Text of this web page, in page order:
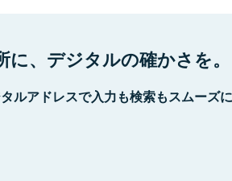
に、デジタルの確かさを。
ルアドレスで入力も検索もスムーズ